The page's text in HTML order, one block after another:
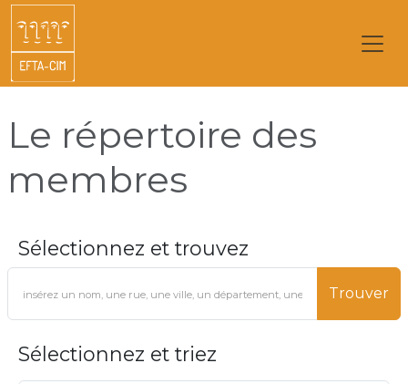
Le répertoire des
membres
Sélectionnez et trouvez
Trouver
Sélectionnez et triez